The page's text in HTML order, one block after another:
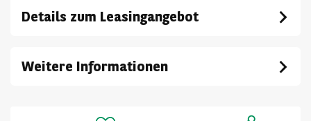
Details zum Leasingangebot
Weitere Informationen